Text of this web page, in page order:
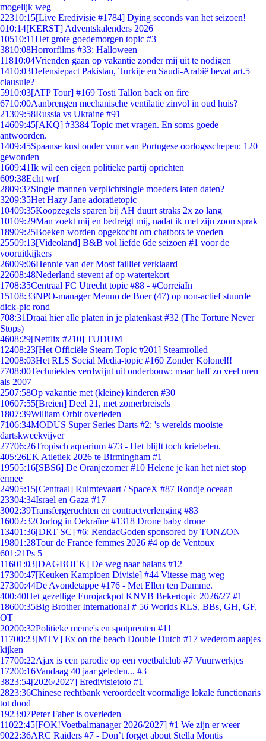
mogelijk weg
22310:15[Live Eredivisie #1784] Dying seconds van het seizoen!
010:14[KERST] Adventskalenders 2026
10510:11Het grote goedemorgen topic #3
3810:08Horrorfilms #33: Halloween
11810:04Vrienden gaan op vakantie zonder mij uit te nodigen
1410:03Defensiepact Pakistan, Turkije en Saudi-Arabië bevat art.5
clausule?
5910:03[ATP Tour] #169 Tosti Tallon back on fire
6710:00Aanbrengen mechanische ventilatie zinvol in oud huis?
21309:58Russia vs Ukraine #91
14609:45[AKQ] #3384 Topic met vragen. En soms goede
antwoorden.
1409:45Spaanse kust onder vuur van Portugese oorlogsschepen: 120
gewonden
1609:41Ik wil een eigen politieke partij oprichten
609:38Echt wrf
2809:37Single mannen verplichtsingle moeders laten daten?
3209:35Het Hazy Jane adoratietopic
10409:35Koopzegels sparen bij AH duurt straks 2x zo lang
10109:29Man zoekt mij en bedreigt mij, nadat ik met zijn zoon sprak
18909:25Boeken worden opgekocht om chatbots te voeden
25509:13[Videoland] B&B vol liefde 6de seizoen #1 voor de
vooruitkijkers
26009:06Hennie van der Most failliet verklaard
22608:48Nederland stevent af op watertekort
1708:35Centraal FC Utrecht topic #88 - #CorreiaIn
15108:33NPO-manager Menno de Boer (47) op non-actief stuurde
dick-pic rond
708:31Draai hier alle platen in je platenkast #32 (The Torture Never
Stops)
4608:29[Netflix #210] TUDUM
12408:23[Het Officiële Steam Topic #201] Steamrolled
12008:03Het RLS Social Media-topic #160 Zonder Kolonel!!
7708:00Techniekles verdwijnt uit onderbouw: maar half zo veel uren
als 2007
2507:58Op vakantie met (kleine) kinderen #30
10607:55[Breien] Deel 21, met zomerbreisels
1807:39William Orbit overleden
7106:34MODUS Super Series Darts #2: 's werelds mooiste
dartskweekvijver
27706:26Tropisch aquarium #73 - Het blijft toch kriebelen.
405:26EK Atletiek 2026 te Birmingham #1
19505:16[SBS6] De Oranjezomer #10 Helene je kan het niet stop
ermee
24905:15[Centraal] Ruimtevaart / SpaceX #87 Rondje oceaan
23304:34Israel en Gaza #17
3002:39Transfergeruchten en contractverlenging #83
16002:32Oorlog in Oekraïne #1318 Drone baby drone
13401:36[DRT SC] #6: RendacGoden sponsored by TONZON
19801:28Tour de France femmes 2026 #4 op de Ventoux
601:21Ps 5
11601:03[DAGBOEK] De weg naar balans #12
17300:47[Keuken Kampioen Divisie] #44 Vitesse mag weg
27300:44De Avondetappe #176 - Met Ellen ten Damme.
400:40Het gezellige Eurojackpot KNVB Bekertopic 2026/27 #1
18600:35Big Brother International # 56 Worlds RLS, BBs, GH, GF,
OT
20200:32Politieke meme's en spotprenten #11
11700:23[MTV] Ex on the beach Double Dutch #17 wederom aapjes
kijken
17700:22Ajax is een parodie op een voetbalclub #7 Vuurwerkjes
17200:16Vandaag 40 jaar geleden... #3
3823:54[2026/2027] Eredivisietoto #1
2823:36Chinese rechtbank veroordeelt voormalige lokale functionaris
tot dood
1923:07Peter Faber is overleden
11022:45[FOK!Voetbalmanager 2026/2027] #1 We zijn er weer
9022:36ARC Raiders #7 - Don’t forget about Stella Montis